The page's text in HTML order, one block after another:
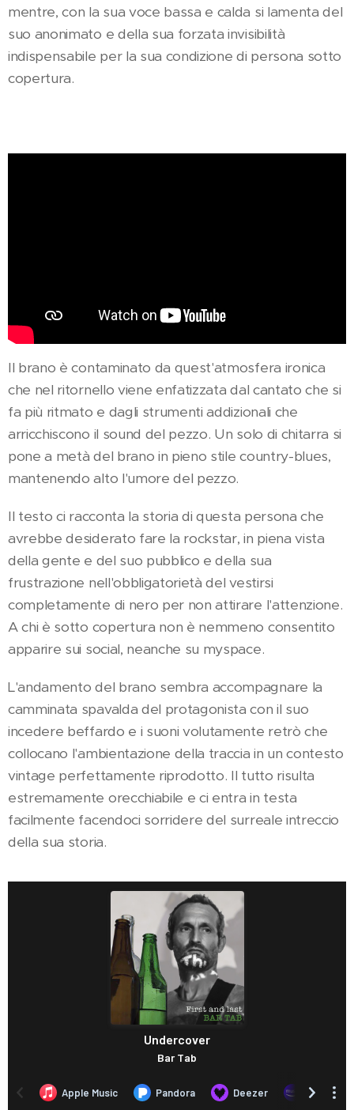
mentre, con la sua voce bassa e calda si lamenta del
suo anonimato e della sua forzata invisibilità
indispensabile per la sua condizione di persona sotto
copertura.
Il brano è contaminato da quest'atmosfera ironica
che nel ritornello viene enfatizzata dal cantato che si
fa più ritmato e dagli strumenti addizionali che
arricchiscono il sound del pezzo. Un solo di chitarra si
pone a metà del brano in pieno stile country-blues,
mantenendo alto l'umore del pezzo.
Il testo ci racconta la storia di questa persona che
avrebbe desiderato fare la rockstar, in piena vista
della gente e del suo pubblico e della sua
frustrazione nell'obbligatorietà del vestirsi
completamente di nero per non attirare l'attenzione.
A chi è sotto copertura non è nemmeno consentito
apparire sui social, neanche su myspace.
L'andamento del brano sembra accompagnare la
camminata spavalda del protagonista con il suo
incedere beffardo e i suoni volutamente retrò che
collocano l'ambientazione della traccia in un contesto
vintage perfettamente riprodotto. Il tutto risulta
estremamente orecchiabile e ci entra in testa
facilmente facendoci sorridere del surreale intreccio
della sua storia.